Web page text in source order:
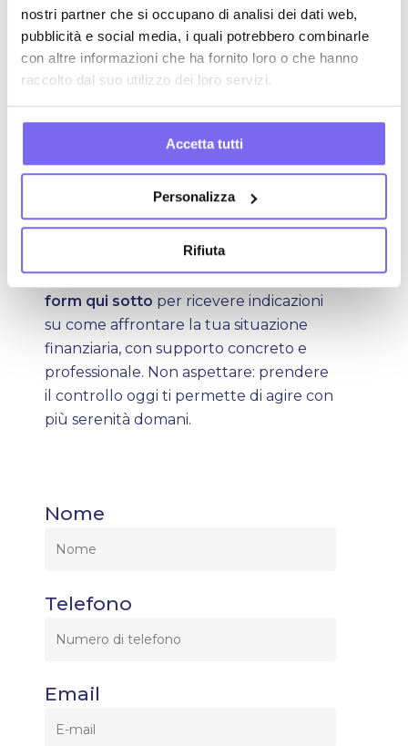
nostri partner che si occupano di analisi dei dati web,
pubblicità e social media, i quali potrebbero combinarle
con altre informazioni che ha fornito loro o che hanno
raccolto dal suo utilizzo dei loro servizi.
Accetta tutti
Personalizza
Rifiuta
Verificare subito la tua situazione
concreta, capire cosa è realmente
pignorato e quali margini hai di
intervento è il primo passo per tornare
ad avere controllo sul tuo denaro.
Hai posizioni debitorie da
Bravo, con sede nel centro di Roma, è
sempre disponibile a offrirti una
consulenza personalizzata.Compila il
form qui sotto per ricevere indicazioni
su come affrontare la tua situazione
finanziaria, con supporto concreto e
professionale. Non aspettare: prendere
il controllo oggi ti permette di agire con
più serenità domani.
Nome
Telefono
Email